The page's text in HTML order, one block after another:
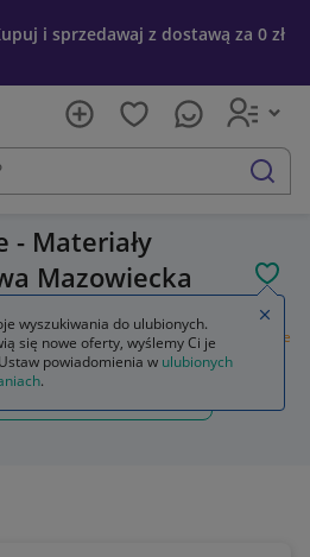
i sprzedawaj z dostawą za 0 zł
szukaj
- Materiały
Mazowiecka
i Akcesoria Ściany i elewacje
Łódzkie, +0 km
wyszukiwania do ulubionych.
się nowe oferty, wyślemy Ci je
powiadomienia w ulubionych
.